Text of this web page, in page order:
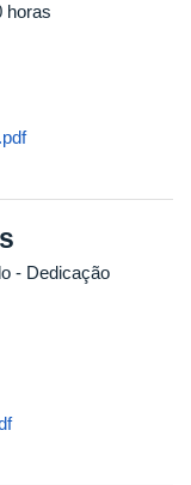
horas
- Dedicação